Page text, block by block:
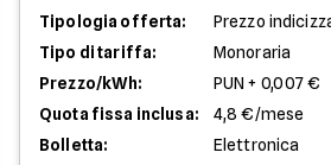
Tipologia offerta:
Prezzo
Tipo di tariffa:
Monoraria
Prezzo/kWh:
PUN + 0,007 €
Quota fissa inclusa:
4,8 €/mese
Bolletta:
Elettronica